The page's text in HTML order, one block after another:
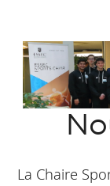
La Chaire